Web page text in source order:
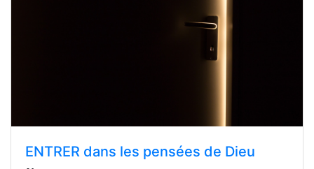
ENTRER dans les pensées de Dieu